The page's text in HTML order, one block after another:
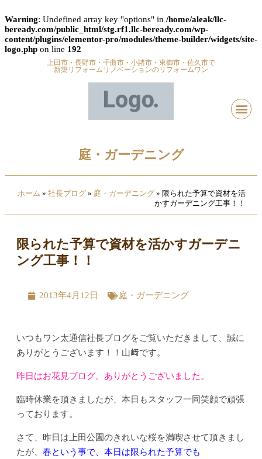
Warning: Undefined array key "options" in /home/aleak/llc-
beready.com/public_html/stg.rf1.llc-beready.com/wp-
content/plugins/elementor-pro/modules/theme-builder/widgets/site-
logo.php on line 192
上田市・長野市・千曲市・小諸市・東御市・佐久市で
新築リフォームリノベーションのリフォームワン
庭・ガーデニング
ホーム » 社長ブログ » 庭・ガーデニング » 限られた予算で資材を活
かすガーデニング工事！！
限られた予算で資材を活かすガーデニ
ング工事！！
2013年4月12日 庭・ガーデニング
いつもワン太通信社長ブログをご覧いただきまして、誠に
ありがとうございます！！山﨑です。
昨日はお花見ブログ。ありがとうございました。
臨時休業を頂きましたが、本日もスタッフ一同笑顔で頑張
っております。
さて、昨日は上田公園のきれいな桜を満喫させて頂きまし
たが、 春という事で、本日は限られた予算でも